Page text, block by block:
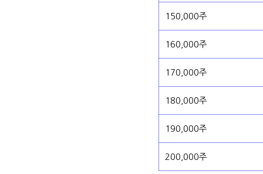
150,000주
160,000주
170,000주
180,000주
190,000주
200,000주